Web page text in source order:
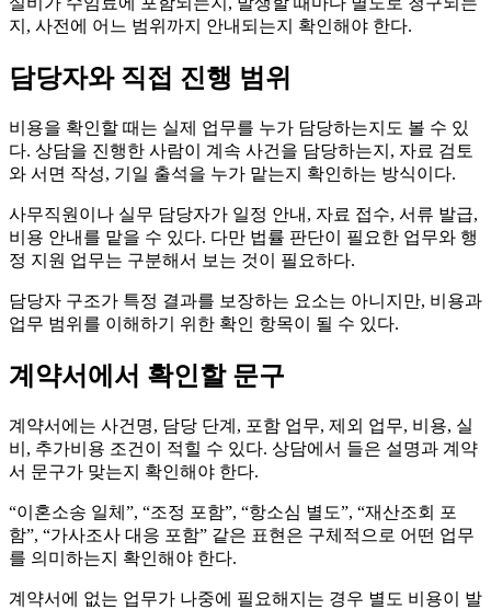
지, 사전에 어느 범위까지 안내되는지 확인해야 한다.
담당자와 직접 진행 범위
비용을 확인할 때는 실제 업무를 누가 담당하는지도 볼 수 있
다. 상담을 진행한 사람이 계속 사건을 담당하는지, 자료 검토
와 서면 작성, 기일 출석을 누가 맡는지 확인하는 방식이다.
사무직원이나 실무 담당자가 일정 안내, 자료 접수, 서류 발급,
비용 안내를 맡을 수 있다. 다만 법률 판단이 필요한 업무와 행
정 지원 업무는 구분해서 보는 것이 필요하다.
담당자 구조가 특정 결과를 보장하는 요소는 아니지만, 비용과
업무 범위를 이해하기 위한 확인 항목이 될 수 있다.
계약서에서 확인할 문구
계약서에는 사건명, 담당 단계, 포함 업무, 제외 업무, 비용, 실
비, 추가비용 조건이 적힐 수 있다. 상담에서 들은 설명과 계약
서 문구가 맞는지 확인해야 한다.
“이혼소송 일체”, “조정 포함”, “항소심 별도”, “재산조회 포
함”, “가사조사 대응 포함” 같은 표현은 구체적으로 어떤 업무
를 의미하는지 확인해야 한다.
계약서에 없는 업무가 나중에 필요해지는 경우 별도 비용이 발